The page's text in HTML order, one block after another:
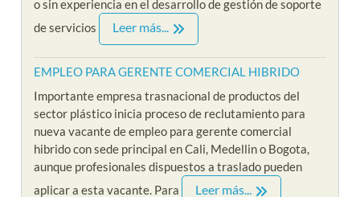
o sin experiencia en el desarrollo de gestión de soporte
de servicios
Leer más...
EMPLEO PARA GERENTE COMERCIAL HIBRIDO
Importante empresa trasnacional de productos del
sector plástico inicia proceso de reclutamiento para
nueva vacante de empleo para gerente comercial
hibrido con sede principal en Cali, Medellin o Bogota,
aunque profesionales dispuestos a traslado pueden
aplicar a esta vacante. Para
Leer más...